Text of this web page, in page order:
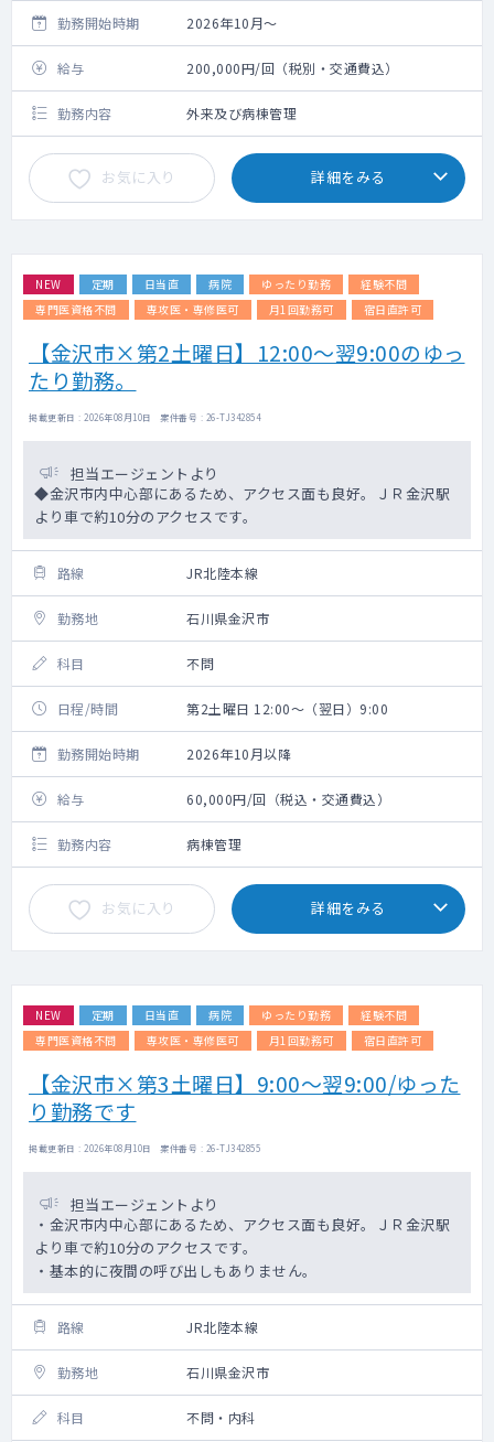
勤務開始時期 2026年10月～
給与 200,000円/回（税別・交通費込）
勤務内容 外来及び病棟管理
お気に入り 詳細をみる
NEW 定期 日当直 病院 ゆったり勤務
経験不問
専門医資格不問
専攻医・専修医可 月1回勤務可 宿日直許可
【金沢市×第2土曜日】12:00～翌9:00のゆっ
たり勤務。
掲載更新日 : 2026年08月10日 案件番号 : 26-TJ342854
担当エージェントより
◆金沢市内中心部にあるため、アクセス面も良好。ＪＲ金沢駅
より車で約10分のアクセスです。
路線 JR北陸本線
勤務地 石川県金沢市
科目 不問
日程/時間 第2土曜日 12:00～（翌日）9:00
勤務開始時期 2026年10月以降
給与 60,000円/回（税込・交通費込）
勤務内容 病棟管理
お気に入り 詳細をみる
NEW 定期 日当直 病院 ゆったり勤務
経験不問
専門医資格不問
専攻医・専修医可 月1回勤務可 宿日直許可
【金沢市×第3土曜日】9:00～翌9:00/ゆった
り勤務です
掲載更新日 : 2026年08月10日 案件番号 : 26-TJ342855
担当エージェントより
・金沢市内中心部にあるため、アクセス面も良好。ＪＲ金沢駅
より車で約10分のアクセスです。
・基本的に夜間の呼び出しもありません。
路線 JR北陸本線
勤務地 石川県金沢市
科目 不問・内科